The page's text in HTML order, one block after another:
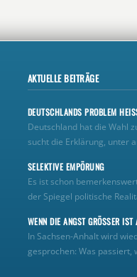
AKTUELLE BEITRÄGE
DEUTSCHLANDS PROBLEM
Deutschland hat die Wahl
sucht die Erklärung, unter
SELEKTIVE EMPÖRUNG
Es ist schon
der Spiegel politische
WENN DIE ANGST GRÖSSER IST
In Sachsen-Anhalt wird
gesprochen: Was passiert,